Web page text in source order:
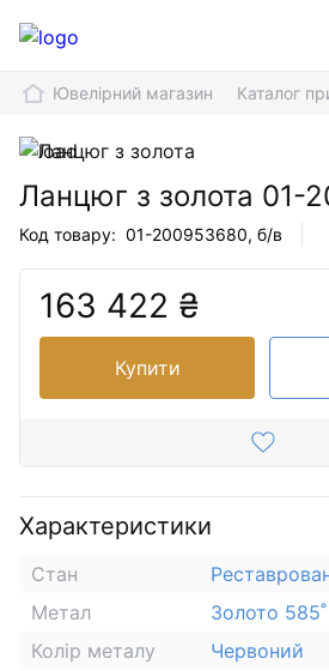
Ювелірний магазин Каталог
Ланцюг з золота 01-
Код товару: 01-200953680, б/в
163 422 ₴
Купити
Характеристики
Стан
Метал
Золото 585˚
Колір металу
Червоний